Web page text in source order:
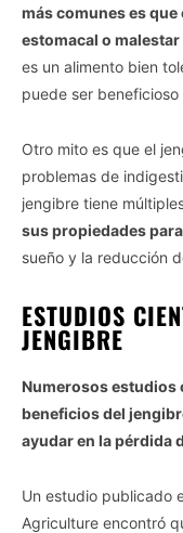
If you wish to opt-out
más comunes es
estomacal o
es un alimento bien
puede ser
Otro mito es que el
problemas de
jengibre tiene
sus propiedades
sueño y la reducción
ESTUDIOS
JENGIBRE
Numerosos
beneficios del
ayudar en la pérdida
Un estudio publicado
Agriculture encontró